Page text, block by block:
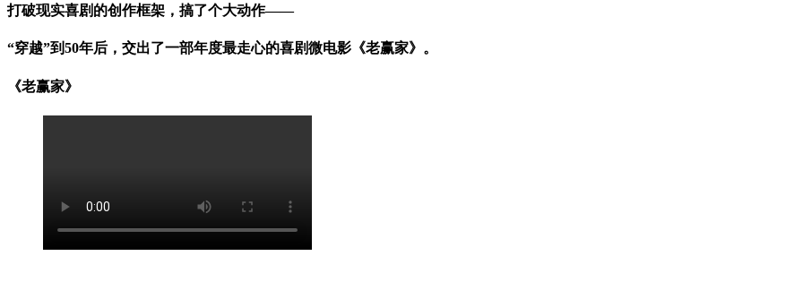
打破现实喜剧的创作框架，搞了个大动作——
“穿越”到50年后，交出了一部年度最走心的喜剧微电影《老赢家》。
《老赢家》